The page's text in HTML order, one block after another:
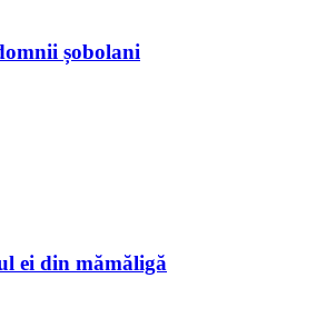
șobolani
ei din mămăligă